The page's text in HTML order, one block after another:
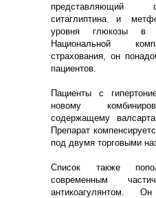
представляющий
ситаглиптина и
уровня глюкозы в
Национальной
страхования, он
пациентов.
Пациенты с
новому
содержащему
Препарат
под двумя торговыми
Список также
современным
антикоагулянтом.